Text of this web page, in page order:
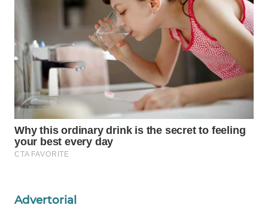
Advertorial
WAHANA
TRAVEL
WAHANA
TV
WAHANANEWS
ID